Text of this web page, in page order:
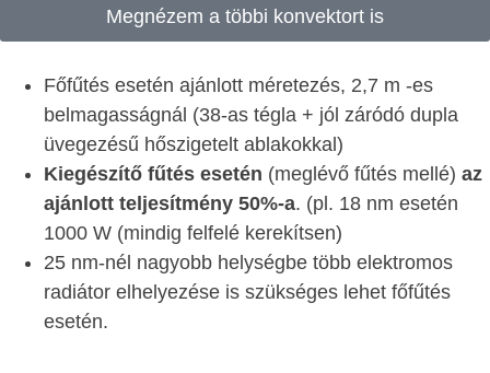
Megnézem a többi konvektort is
Főfűtés esetén ajánlott méretezés, 2,7 m -es
belmagasságnál (38-as tégla + jól záródó dupla
üvegezésű hőszigetelt ablakokkal)
Kiegészítő fűtés esetén (meglévő fűtés mellé) az
ajánlott teljesítmény 50%-a. (pl. 18 nm esetén
1000 W (mindig felfelé kerekítsen)
25 nm-nél nagyobb helységbe több elektromos
radiátor elhelyezése is szükséges lehet főfűtés
esetén.